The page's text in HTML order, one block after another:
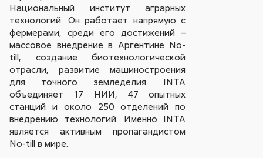
Национальный институт аграрных
технологий. Он работает напрямую с
фермерами, среди его достижений –
массовое внедрение в Аргентине No-
till, создание биотехнологической
отрасли, развитие машиностроения
для точного земледелия. INTA
объединяет 17 НИИ, 47 опытных
станций и около 250 отделений по
внедрению технологий. Именно INTA
является активным пропагандистом
No-till в мире.